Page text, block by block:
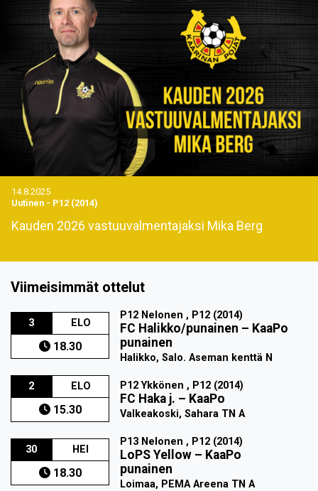
14.8.2025
Uutinen - P12 (2014)
Kauden 2026 vastuuvalmentajaksi Mika Berg
Viimeisimmät ottelut
3 ELO
18.30
P12 Nelonen , P12 (2014)
FC Halikko/punainen – KaaPo
punainen
Halikko, Salo. Aseman kenttä N
2 ELO
15.30
P12 Ykkönen , P12 (2014)
FC Haka j. – KaaPo
Valkeakoski, Sahara TN A
30 HEI
18.30
P13 Nelonen , P12 (2014)
LoPS Yellow – KaaPo
punainen
Loimaa, PEMA Areena TN A